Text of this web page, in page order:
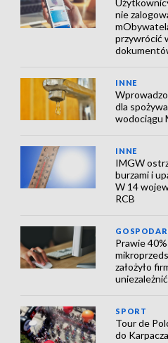
nie
przywrócić
INNE
dla
wodociągu
INNE
IMGW
burzami i
W 14
RCB
Prawie 40%
założyło
uniezależnić
SPORT
Tour de
do Karpacza